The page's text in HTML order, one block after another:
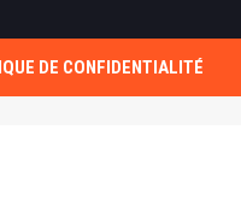
DE CONFIDENTIALITÉ